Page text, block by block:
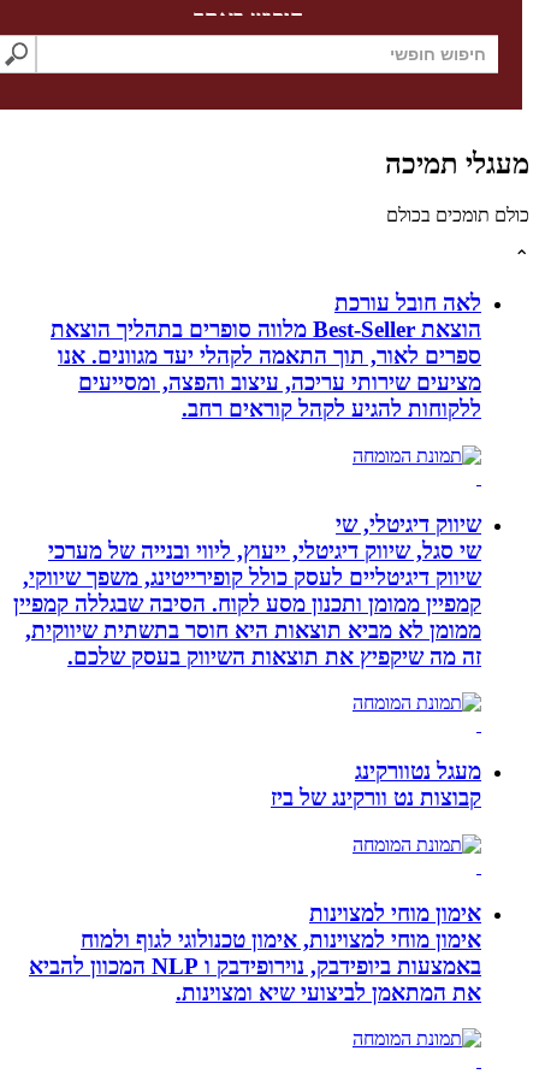
חיפוש באתר
תמיכה
בכולם
לאה חובל עורכת
הוצאת Best-Seller מלווה סופרים בתהליך הוצאת
ספרים לאור, תוך התאמה לקהלי יעד מגוונים. אנו
מציעים שירותי עריכה, עיצוב והפצה, ומסייעים
ללקוחות להגיע לקהל קוראים רחב.
שיווק דיגיטלי, שי
שי סגל, שיווק דיגיטלי, ייעוץ, ליווי ובנייה של מערכי
שיווק דיגיטליים לעסק כולל קופירייטינג, משפך שיווקי,
קמפיין ממומן ותכנון מסע לקוח. הסיבה שבגללה קמפיין
ממומן לא מביא תוצאות היא חוסר בתשתית שיווקית,
זה מה שיקפיץ את תוצאות השיווק בעסק שלכם.
מעגל נטוורקינג
קבוצות נט וורקינג של ביז
אימון מוחי למצוינות
אימון מוחי למצוינות, אימון טכנולוגי לגוף ולמוח
באמצעות ביופידבק, נוירופידבק ו NLP המכוון להביא
את המתאמן לביצועי שיא ומצוינות.